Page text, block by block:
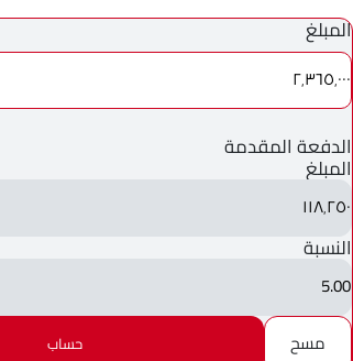
المبلغ
٢٬٣٦٥٬٠٠٠
الدفعة المقدمة
المبلغ
١١٨٬٢٥٠
النسبة
5.00
مسح
حساب